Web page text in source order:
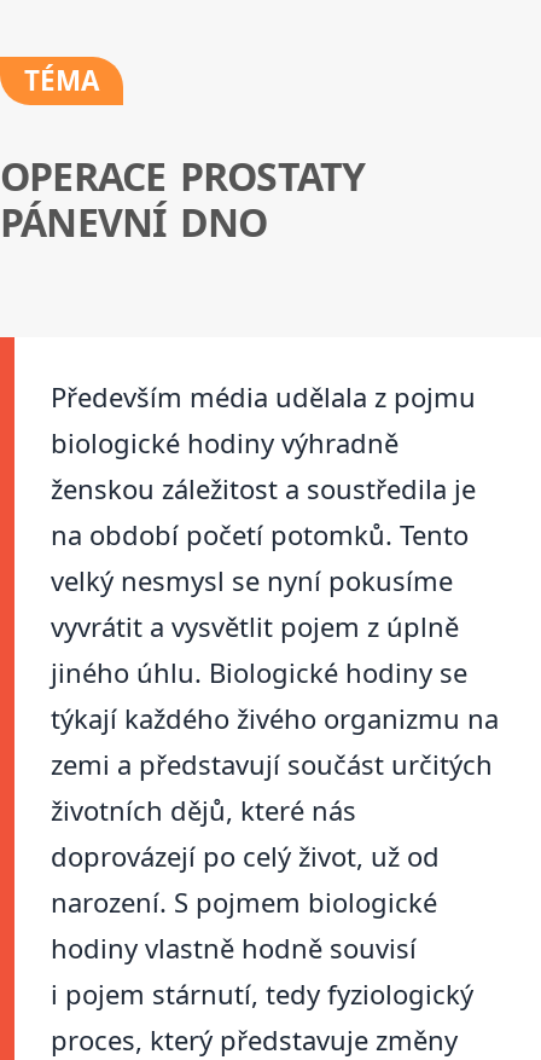
TÉMA
OPERACE PROSTATY
PÁNEVNÍ DNO
Především média udělala z pojmu
biologické hodiny výhradně
ženskou záležitost a soustředila je
na období početí potomků. Tento
velký nesmysl se nyní pokusíme
vyvrátit a vysvětlit pojem z úplně
jiného úhlu. Biologické hodiny se
týkají každého živého organizmu na
zemi a představují součást určitých
životních dějů, které nás
doprovázejí po celý život, už od
narození. S pojmem biologické
hodiny vlastně hodně souvisí
i pojem stárnutí, tedy fyziologický
proces, který představuje změny